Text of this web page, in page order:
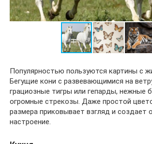
Популярностью пользуются картины с
Бегущие кони с развевающимися на
грациозные тигры или гепарды, нежные
огромные стрекозы. Даже простой
размера приковывает взгляд и создает
настроение.